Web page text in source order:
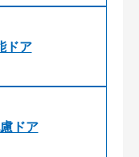
ドア
ドア